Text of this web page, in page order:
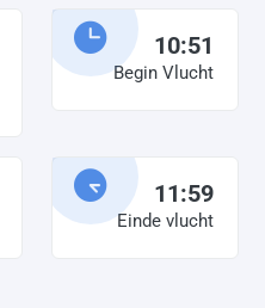
10:51
Begin Vlucht
11:59
Einde vlucht